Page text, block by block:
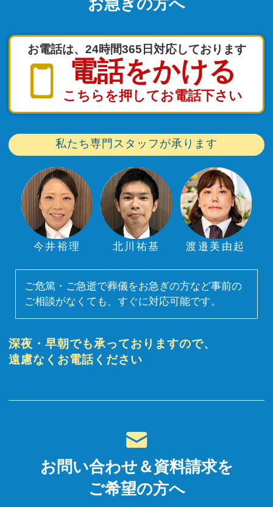
お電話は、24時間365日対応しております
電話をかける
こちらを押してお電話下さい
私たち専門スタッフが承ります
今井裕理 北川祐基 渡邉美由起
ご危篤・ご急逝で葬儀をお急ぎの方など事前の
ご相談がなくても、すぐに対応可能です。
深夜・早朝でも承っておりますので、
遠慮なくお電話ください
お問い合わせ＆資料請求を
ご希望の方へ